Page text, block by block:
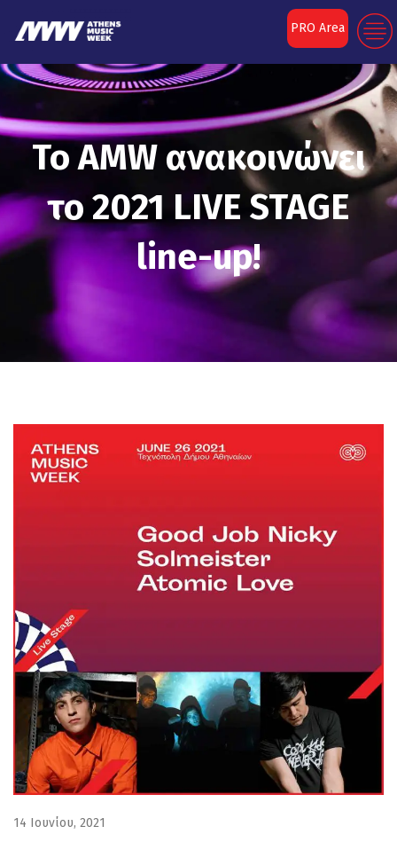
PRO Area
To AMW ανακοινώνει
το 2021 LIVE STAGE
line-up!
14 Ιουνίου, 2021